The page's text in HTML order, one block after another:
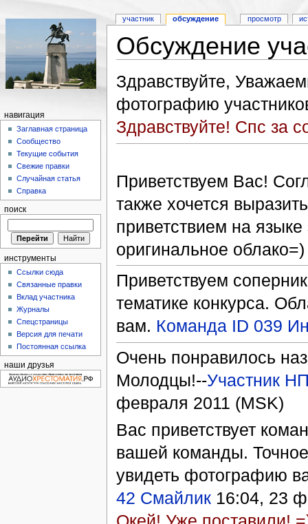
Обсуждение
Здравствуйте,
фотографию
Здравствуйте! Спс за
Приветствуем Вас!
также хочется
приветствием на
оригинальное
Приветствуем
тематике конкурса.
вам. Команда ID 039
Очень понравилось
Молодцы!--Участник
февраля 2011 (MSK)
Вас приветствует
вашей команды.
увидеть фотографию
42 Смайлик16:04, 23
участник обсуждение просмотр
навигация
Заглавная страница
Сообщество
Текущие события
Свежие правки
Случайная статья
Справка
поиск
инструменты
Ссылки сюда
Связанные правки
Вклад участника
Журналы
Спецстраницы
Версия для печати
Постоянная ссылка
наши друзья